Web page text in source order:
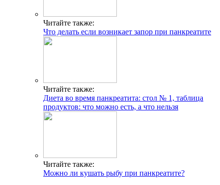
Читайте также:
Что делать если возникает запор при панкреатите
Читайте также:
Диета во время панкреатита: стол № 1, таблица
продуктов: что можно есть, а что нельзя
Читайте также:
Можно ли кушать рыбу при панкреатите?